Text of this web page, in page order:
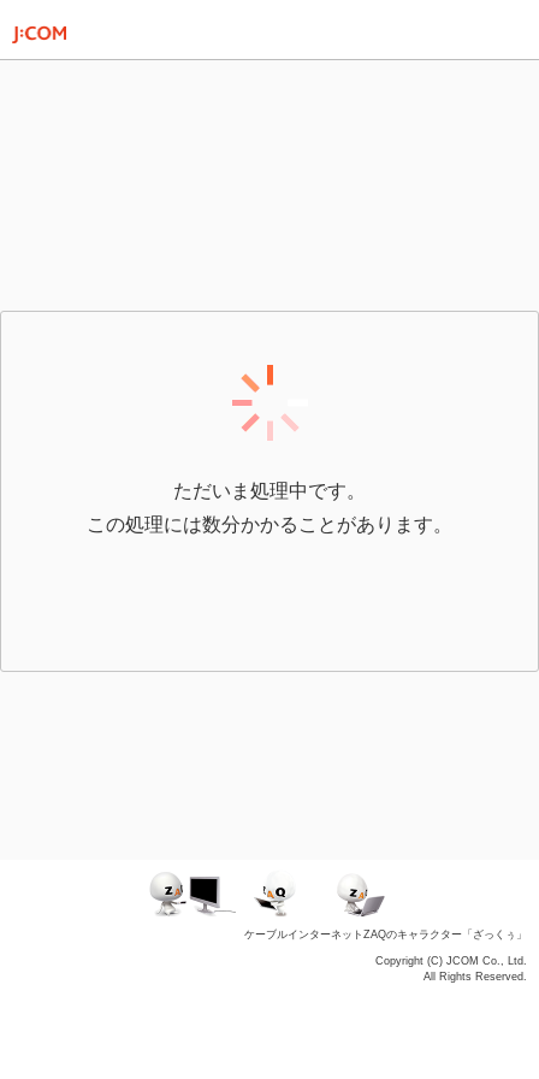
ケーブルインターネットZAQのキャラクター「ざっくぅ」
Copyright (C) JCOM Co., Ltd.
All Rights Reserved.
ただいま処理中です。
この処理には数分かかることがあります。